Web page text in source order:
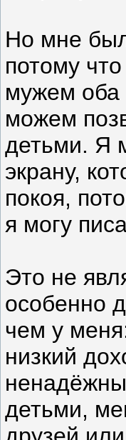
Но мне
потому
мужем оба
можем
детьми. Я
экрану,
покоя,
я могу
Это не
особенно
чем у
низкий
детьми,